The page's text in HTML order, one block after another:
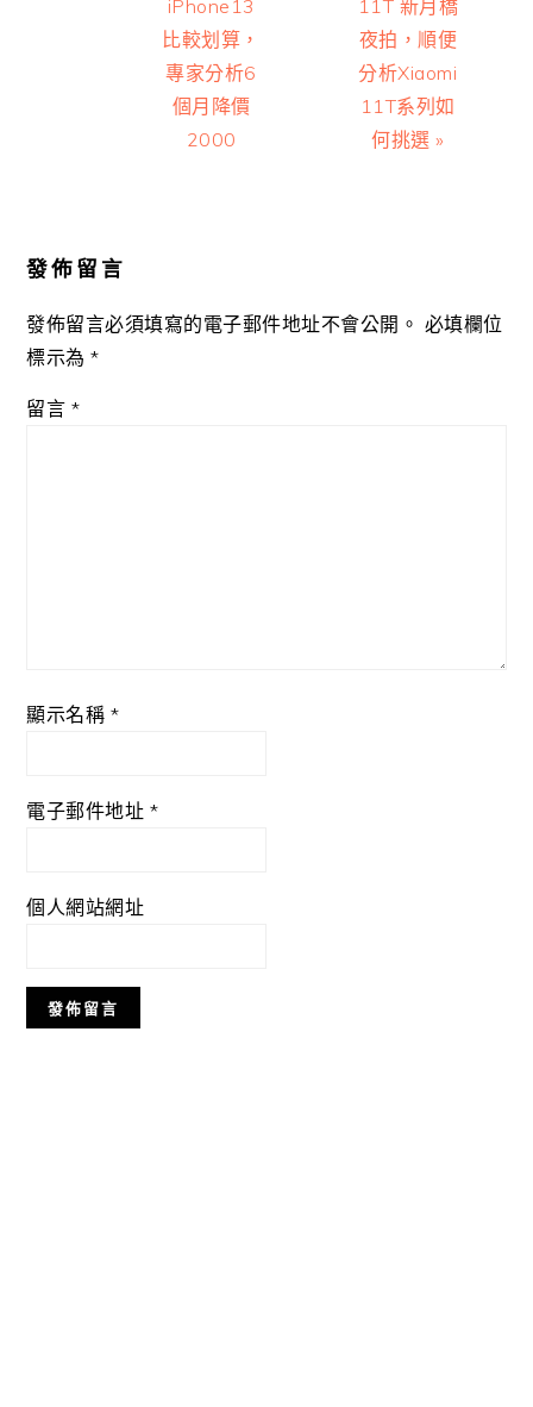
Post:
iPhone13
比較划算，
專家分析6
個月降價
2000
Post:
11T 新月橋
夜拍，順便
分析Xiaomi
11T系列如
何挑選 »
發佈留言
發佈留言必須填寫的電子郵件地址不會公開。 必填欄位
標示為*
留言 *
顯示名稱 *
電子郵件地址 *
個人網站網址